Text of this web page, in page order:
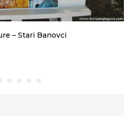
– Stari Banovci